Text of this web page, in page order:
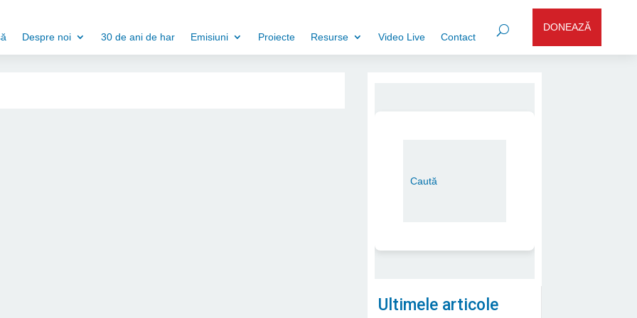
Despre noi 30 de ani de har Emisiuni Proiecte Resurse Video Live Contact
DONEAZĂ
Ultimele articole